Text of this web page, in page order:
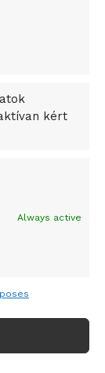
kért
Always active
Meridian
az
– Birkózó